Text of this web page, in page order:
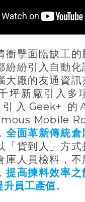
衝擊面臨缺工的
紛紛引入自動
大廠的友通資訊
坪新廠引入多
入Geek+ 的
Mobile
全面革新傳統
「貨到人」方式
庫人員檢料，不
提高揀料效率
升員工產值。